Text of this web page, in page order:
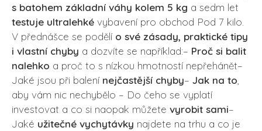
s batohem základní váhy kolem 5 kg a sedm let
testuje ultralehké vybavení pro obchod Pod 7 kilo.
V přednášce se podělí o své zásady, praktické tipy
i vlastní chyby a dozvíte se například:– Proč si balit
nalehko a proč to s nízkou hmotností nepřehánět–
Jaké jsou při balení nejčastější chyby– Jak na to
aby vám nic nechybělo – Do čeho se vyplatí
investovat a co si naopak můžete vyrobit sami–
Jaké užitečné vychytávky najdete na trhu a co je